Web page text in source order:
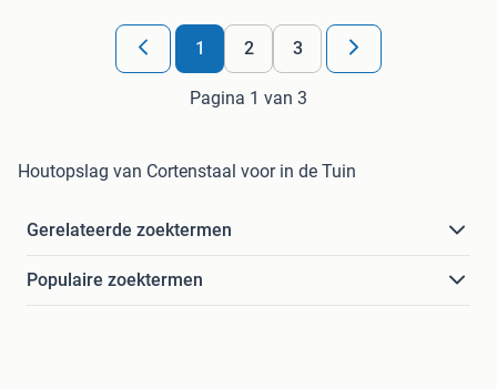
1 2 3
Pagina 1 van 3
Houtopslag van Cortenstaal voor in de Tuin
Gerelateerde zoektermen
Populaire zoektermen